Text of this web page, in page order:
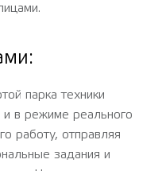
парка техники
и в режиме реального
работу, отправляя
задания и